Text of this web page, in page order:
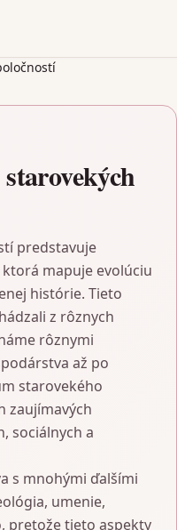
predstavuje
mapuje evolúciu
histórie. Tieto
z rôznych
rôznymi
až po
starovekého
zaujímavých
sociálnych a
s mnohými ďalšími
umenie,
pretože tieto aspekty